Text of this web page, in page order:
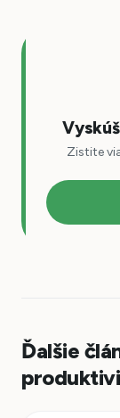
Zistite
Ďalšie